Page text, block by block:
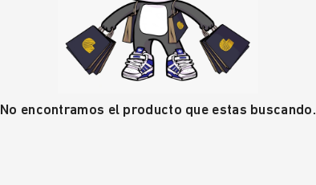
No encontramos el producto que estas buscando.